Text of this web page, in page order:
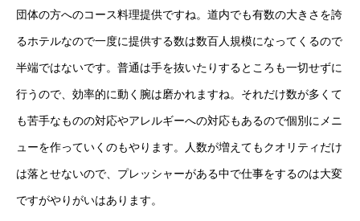
団体の方へのコース料理提供ですね。道内でも有数の大きさを誇
るホテルなので一度に提供する数は数百人規模になってくるので
半端ではないです。普通は手を抜いたりするところも一切せずに
行うので、効率的に動く腕は磨かれますね。それだけ数が多くて
も苦手なものの対応やアレルギーへの対応もあるので個別にメニ
ューを作っていくのもやります。人数が増えてもクオリティだけ
は落とせないので、プレッシャーがある中で仕事をするのは大変
ですがやりがいはあります。